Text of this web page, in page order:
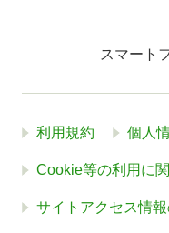
スマート
利用規約 個人
Cookie等の利用に
サイトアクセス情